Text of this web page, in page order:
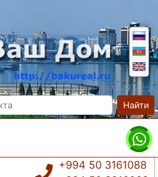
Найти
+994 50 3161088